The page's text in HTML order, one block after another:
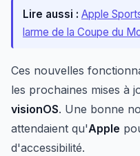
Lire aussi : Apple
larme de la Coupe du
Ces nouvelles
les prochaines mises à
visionOS. Une bonne
attendaient qu'Apple
d'accessibilité.